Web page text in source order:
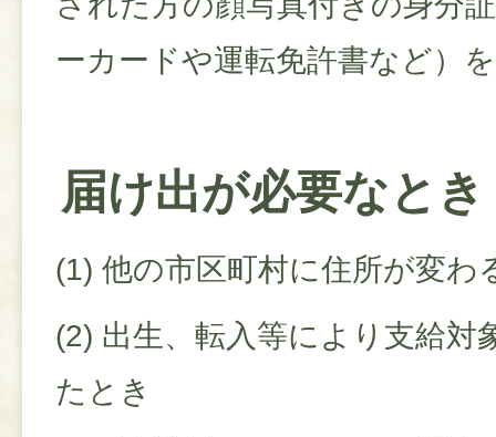
ーカードや運転免許書など）
届け出が必要なとき
(1) 他の市区町村に住所が変わ
(2) 出生、転入等により支給対
たとき